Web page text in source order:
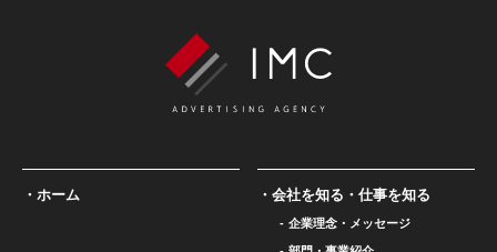
ホーム 会社を知る・仕事を知る
企業理念・メッセージ